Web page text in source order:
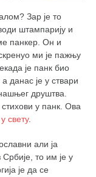
Зар је то
штампарију и
панкер. Он и
ми је пажњу
је панк био
данас је у ствари
друштва.
у панк. Ова
свету.
али ја
то им је у
је да се